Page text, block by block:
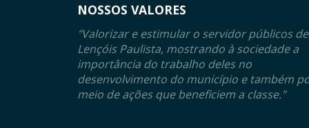
NOSSOS VALORES
"Valorizar e estimular o servidor públicos de
Lençóis Paulista, mostrando à sociedade a
importância do trabalho deles no
desenvolvimento do município e também
meio de ações que beneficiem a classe."